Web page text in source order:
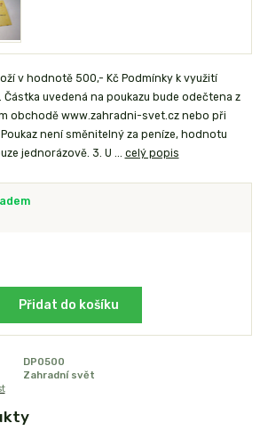
v hodnotě 500,- Kč Podmínky k využití
Částka uvedená na poukazu bude odečtena z
obchodě www.zahradni-svet.cz nebo při
není směnitelný za peníze, hodnotu
jednorázově. 3. U ... celý popis
Přidat do košíku
DP0500
Zahradní svět